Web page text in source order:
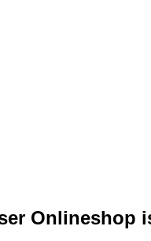
Onlineshop